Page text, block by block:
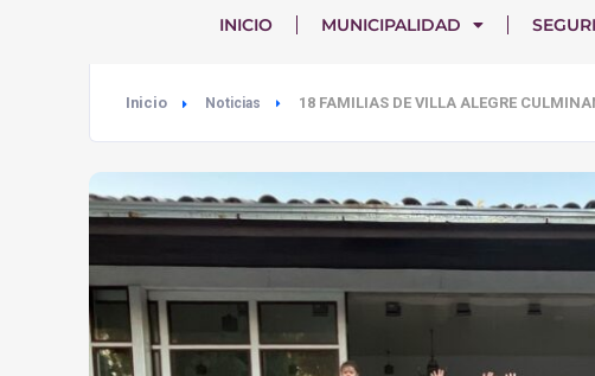
INICIO MUNICIPALIDAD
Inicio Noticias 18 FAMILIAS DE VILLA ALEGRE